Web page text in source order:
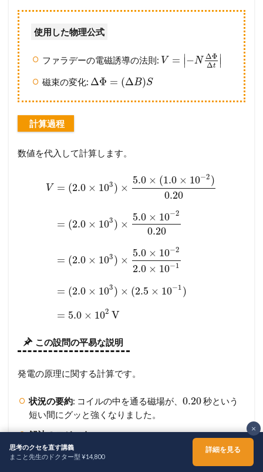
使用した物理公式
ファラデーの電磁誘導の法則: V = ∣∣−N ΔΦ
Δt
∣∣
磁束の変化: ΔΦ = (ΔB)S
計算過程
数値を代入して計算します。
V = (2.0 × 103 ) ×
5.0 × (1.0 × 10−2 )
0.20
= (2.0 × 103 ) ×
5.0 × 10−2
0.20
= (2.0 × 103 ) ×
5.0 × 10−2
2.0 × 10−1
= (2.0 × 103 ) × (2.5 × 10−1 )
= 5.0 × 102 V
この設問の平易な説明
発電の原理に関する計算です。
状況の要約: コイルの中を通る磁場が、 0.20秒という
短い間にグッと強くなりました。
解法のロジック:
磁場が変化すると、コイルは発電します（電磁誘
×
思考のクセを直す講義
まこと先生のドクター型 ¥14,800
詳細を見る